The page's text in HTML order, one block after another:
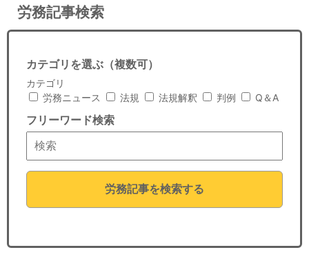
採用情報
日本人にPR
コンサルティング
リサーチ
セミナー
経済ニュース
労務記事検索
カテゴリを選ぶ（複数可）
カテゴリ
労務ニュース
法規 法規解釈 判例 Q＆A
フリーワード検索
労務記事を検索する